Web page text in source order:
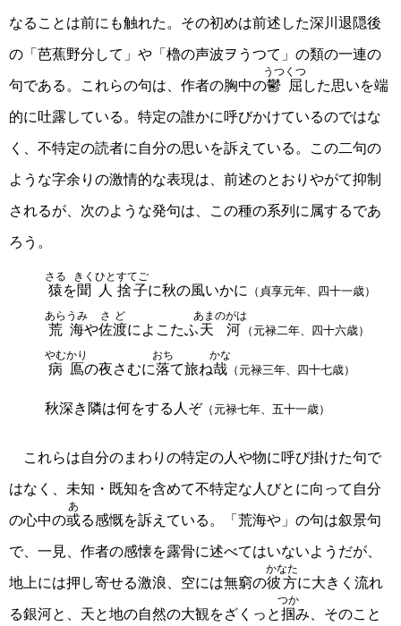
なることは前にも触れた。その初めは前述した深川退隠後
の「芭蕉野分して」や「櫓の声波ヲうつて」の類の一連の
句である。これらの句は、作者の胸中の鬱屈
うつくつ
した思いを端
的に吐露している。特定の誰かに呼びかけているのではな
く、不特定の読者に自分の思いを訴えている。この二句の
ような字余りの激情的な表現は、前述のとおりやがて抑制
されるが、次のような発句は、この種の系列に属するであ
ろう。
猿
さる
を聞人
きくひと
捨子
すてご
に秋の風いかに （貞享元年、四十一歳）
荒海
あらうみ
や佐渡
さど
によこたふ天河
あまのがは
（元禄二年、四十六歳）
病鳫
やむかり
の夜さむに落
おち
て旅ね哉
かな
（元禄三年、四十七歳）
秋深き隣は何をする人ぞ （元禄七年、五十一歳）
これらは自分のまわりの特定の人や物に呼び掛けた句で
はなく、未知・既知を含めて不特定な人びとに向って自分
の心中の或
あ
る感慨を訴えている。「荒海や」の句は叙景句
で、一見、作者の感懐を露骨に述べてはいないようだが、
地上には押し寄せる激浪、空には無窮の彼方
かなた
に大きく流れ
る銀河と、天と地の自然の大観をざくっと掴
つか
み、そのこと